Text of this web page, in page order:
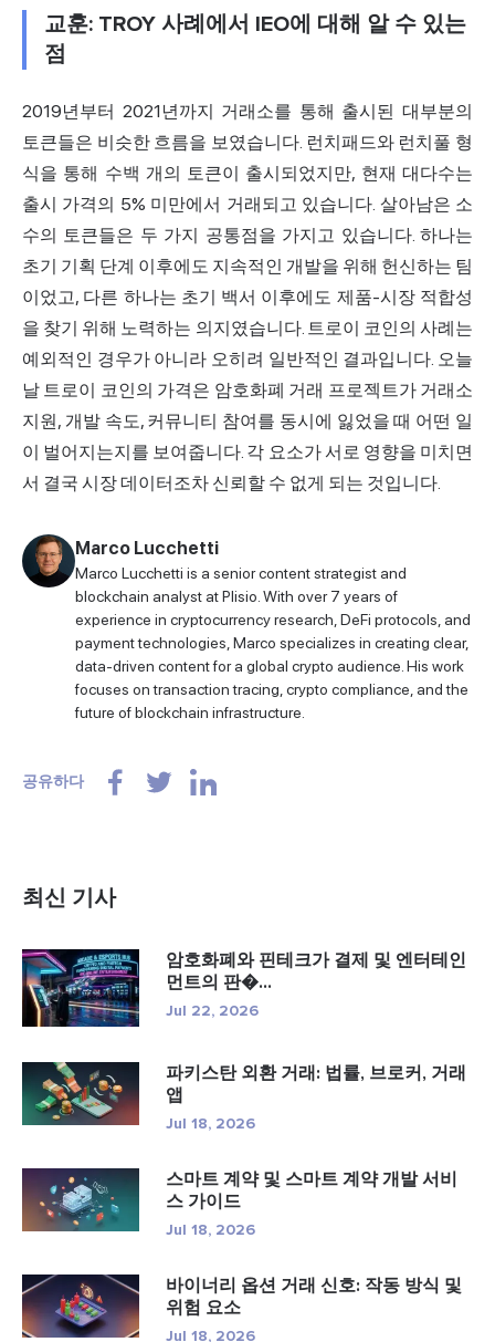
교훈: TROY 사례에서 IEO에 대해 알 수 있는
점
2019년부터 2021년까지 거래소를 통해 출시된 대부분의
토큰들은 비슷한 흐름을 보였습니다. 런치패드와 런치풀 형
식을 통해 수백 개의 토큰이 출시되었지만, 현재 대다수는
출시 가격의 5% 미만에서 거래되고 있습니다. 살아남은 소
수의 토큰들은 두 가지 공통점을 가지고 있습니다. 하나는
초기 기획 단계 이후에도 지속적인 개발을 위해 헌신하는 팀
이었고, 다른 하나는 초기 백서 이후에도 제품-시장 적합성
을 찾기 위해 노력하는 의지였습니다. 트로이 코인의 사례는
예외적인 경우가 아니라 오히려 일반적인 결과입니다. 오늘
날 트로이 코인의 가격은 암호화폐 거래 프로젝트가 거래소
지원, 개발 속도, 커뮤니티 참여를 동시에 잃었을 때 어떤 일
이 벌어지는지를 보여줍니다. 각 요소가 서로 영향을 미치면
서 결국 시장 데이터조차 신뢰할 수 없게 되는 것입니다.
Marco Lucchetti
Marco Lucchetti is a senior content strategist and
blockchain analyst at Plisio. With over 7 years of
experience in cryptocurrency research, DeFi protocols, and
payment technologies, Marco specializes in creating clear,
data-driven content for a global crypto audience. His work
focuses on transaction tracing, crypto compliance, and the
future of blockchain infrastructure.
공유하다
최신 기사
암호화폐와 핀테크가 결제 및 엔터테인
먼트의 판�...
Jul 22, 2026
파키스탄 외환 거래: 법률, 브로커, 거래
앱
Jul 18, 2026
스마트 계약 및 스마트 계약 개발 서비
스 가이드
Jul 18, 2026
바이너리 옵션 거래 신호: 작동 방식 및
위험 요소
Jul 18, 2026